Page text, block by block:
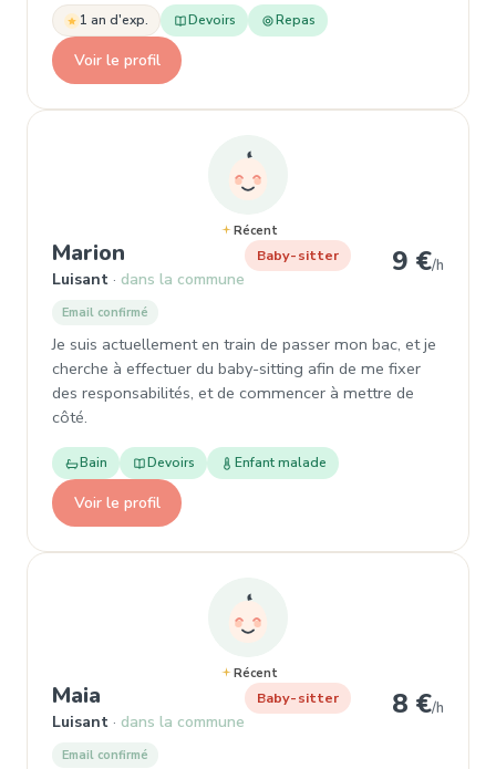
1 an d'exp. Devoirs Repas
Voir le profil
Récent
Marion , Garde d'enfant à Luisant
Luisant dans la commune
Baby-sitter 9 €/h
Email confirmé
Je suis actuellement en train de passer mon bac, et je
cherche à effectuer du baby-sitting afin de me fixer
des responsabilités, et de commencer à mettre de
côté.
Bain Devoirs Enfant malade
Voir le profil
Récent
Maia , Garde d'enfant à Luisant
Luisant dans la commune
Baby-sitter 8 €/h
Email confirmé